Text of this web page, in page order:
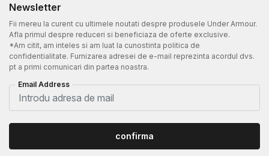
Newsletter
Fii mereu la curent cu ultimele noutati despre produsele Under Armour.
Afla primul despre reduceri si beneficiaza de oferte exclusive.
*Am citit, am inteles si am luat la cunostinta politica de
confidentialitate. Furnizarea adresei de e-mail reprezinta acordul dvs.
pt a primi comunicari din partea noastra.
Email Address
confirma